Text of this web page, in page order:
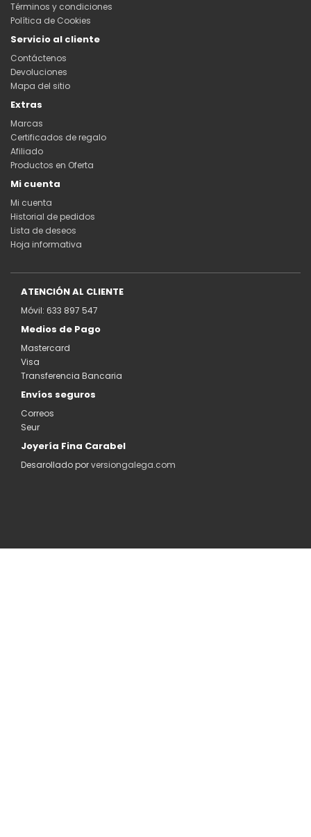
Términos y condiciones
Política de Cookies
Servicio al cliente
Contáctenos
Devoluciones
Mapa del sitio
Extras
Marcas
Certificados de regalo
Afiliado
Productos en Oferta
Mi cuenta
Mi cuenta
Historial de pedidos
Lista de deseos
Hoja informativa
ATENCIÓN AL CLIENTE
Móvil: 633 897 547
Medios de Pago
Mastercard
Visa
Transferencia Bancaria
Envíos seguros
Correos
Seur
Joyería Fina Carabel
Desarollado porversiongalega.com